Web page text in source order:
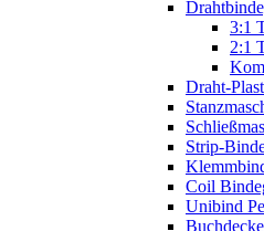
3:1
2:1
Draht-
Strip-
Coil
Unibind